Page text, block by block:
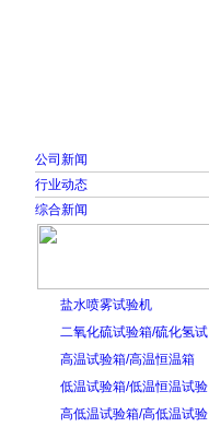
公司新闻
行业动态
综合新闻
盐水喷雾试验机
二氧化硫试验箱/硫化氢试
高温试验箱/高温恒温箱
低温试验箱/低温恒温试验
高低温试验箱/高低温试验